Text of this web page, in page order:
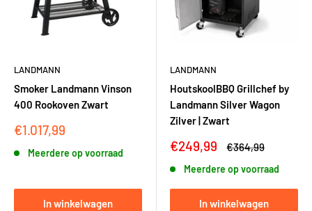
LANDMANN
Smoker Landmann Vinson
400 Rookoven Zwart
Kortingsprijs
€1.017,99
Meerdere op voorraad
In winkelwagen
LANDMANN
HoutskoolBBQ Grillchef by
Landmann Silver Wagon
Zilver | Zwart
Kortingsprijs
€249,99 Adviesprijs
€364,99
Meerdere op voorraad
In winkelwagen